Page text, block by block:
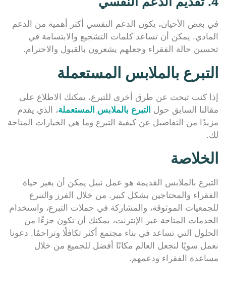
في بعض الأحيان، يكون الدعم النفسي أكثر أهمية من الدعم
المادي. يمكن أن تساعد كلمات التشجيع والابتسامة في
تحسين حالة الفقراء وجعلهم يشعرون بالقبول والاحترام.
التبرع بالملابس المستعملة
إذا كنت تبحث عن طرق أخرى للتبرع، يمكنك الاطلاع على
مقالنا السابق حول التبرع بالملابس المستعملة، الذي يقدم
مزيدًا من التفاصيل عن كيفية التبرع وما هي الخيارات المتاحة
لك.
الخلاصة
التبرع بالملابس القديمة هو عمل نبيل يمكن أن يغير حياة
الفقراء والمحتاجين بشكل كبير. من خلال الفرز والتبرع
للجمعيات الموثوقة، والمشاركة في حملات التبرع، واستخدام
الخدمات المتاحة عبر الإنترنت، يمكنك أن تكون جزءًا من
الحلول التي تساعد في بناء مجتمع أكثر تكافلًا وتراحمًا. دعونا
نعمل سويًا لنجعل العالم مكانًا أفضل للجميع من خلال
مساعدة الفقراء ودعمهم.